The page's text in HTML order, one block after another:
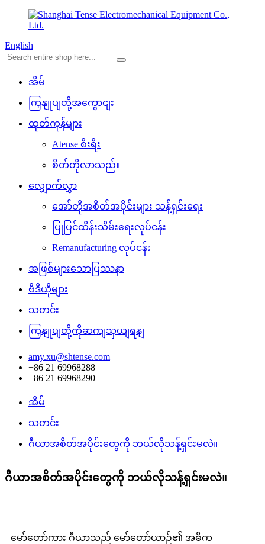
English
အိမ်
ကြှနျုပျတို့အကွောငျး
ထုတ်ကုန်များ
Atense စီးရီး
စိတ်တိုလာသည်။
လျှောက်လွှာ
အော်တိုအစိတ်အပိုင်းများ သန့်ရှင်းရေး
ပြုပြင်ထိန်းသိမ်းရေးလုပ်ငန်း
Remanufacturing လုပ်ငန်း
အဖြစ်များသောပြဿနာ
ဗီဒီယိုများ
သတင်း
ကြှနျုပျတို့ကိုဆကျသှယျရနျ
amy.xu@shtense.com
+86 21 69968288
+86 21 69968290
အိမ်
သတင်း
ဂီယာအစိတ်အပိုင်းတွေကို ဘယ်လိုသန့်ရှင်းမလဲ။
ဂီယာအစိတ်အပိုင်းတွေကို ဘယ်လိုသန့်ရှင်းမလဲ။
မော်တော်ကား ဂီယာသည် မော်တော်ယာဉ်၏ အဓိက